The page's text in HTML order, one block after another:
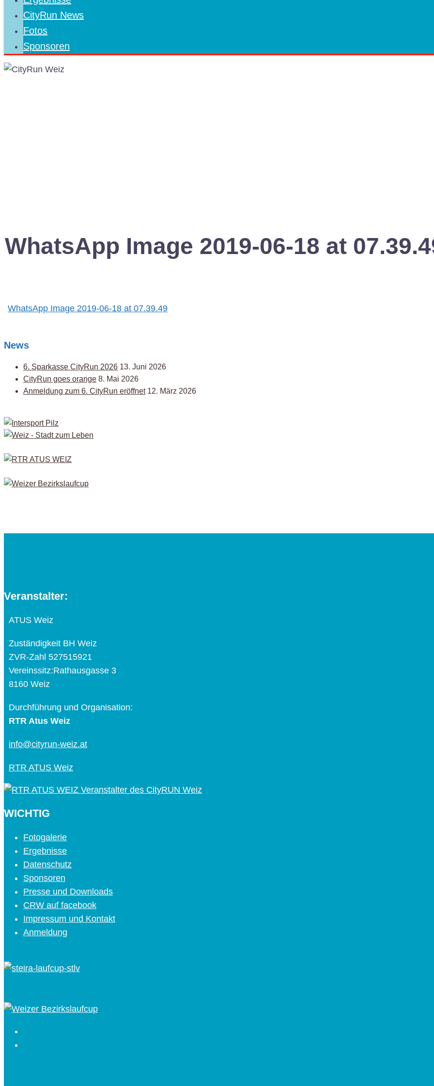
CityRun News
Fotos
Sponsoren
WhatsApp Image 2019-06-18 at
Post
navigation
WhatsApp Image 2019-06-18 at 07.39.49
News
6. Sparkasse CityRun 2026 13. Juni 2026
CityRun goes orange 8. Mai 2026
Anmeldung zum 6. CityRun eröffnet 12. März 2026
Veranstalter:
ATUS Weiz
Zuständigkeit BH Weiz
ZVR-Zahl 527515921
Vereinssitz:Rathausgasse 3
8160 Weiz
Durchführung und Organisation:
RTR Atus Weiz
info@cityrun-weiz.at
RTR ATUS Weiz
WICHTIG
Fotogalerie
Ergebnisse
Datenschutz
Sponsoren
Presse und Downloads
CRW auf facebook
Impressum und Kontakt
Anmeldung